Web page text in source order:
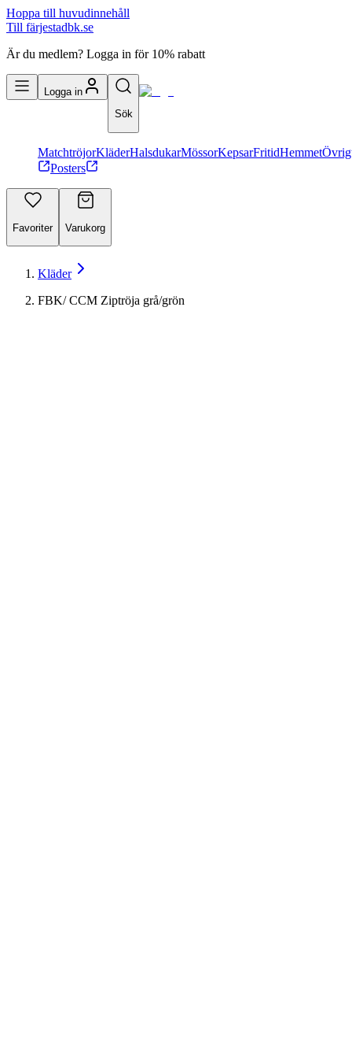
Hoppa till huvudinnehåll
Till färjestadbk.se
Är du medlem? Logga in för 10% rabatt
Logga in
Sök
MatchtröjorKläderHalsdukarMössorKepsarFritidHemmet
Posters
Favoriter Varukorg
Kläder
FBK/ CCM Ziptröja grå/grön